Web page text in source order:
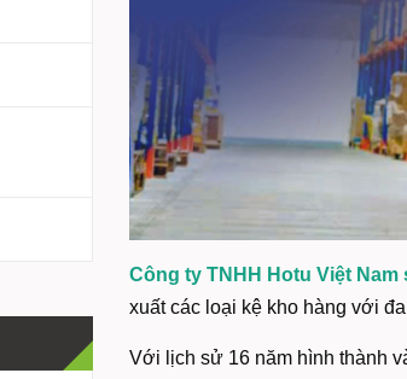
Công ty TNHH Hotu Việt
xuất các loại kệ kho hàng với
Với lịch sử 16 năm hình thành